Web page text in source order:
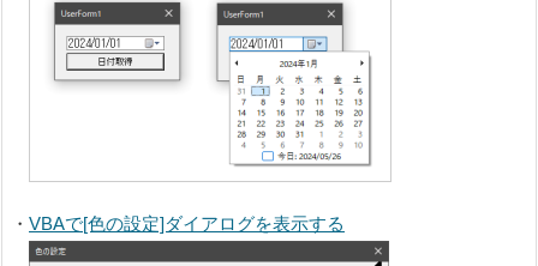
・ VBAで[色の設定]ダイアログを表示する